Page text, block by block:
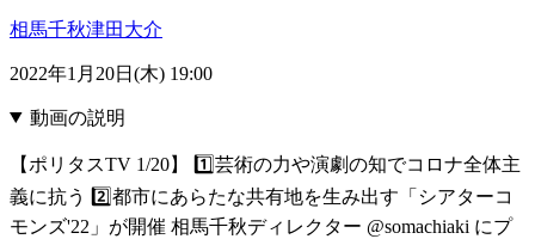
相馬千秋津田大介
2022年1月20日(木) 19:00
動画の説明
【ポリタスTV 1/20】 1️⃣芸術の力や演劇の知でコロナ全体主
義に抗う 2️⃣都市にあらたな共有地を生み出す「シアターコ
モンズ'22」が開催 相馬千秋ディレクター @somachiaki にプ